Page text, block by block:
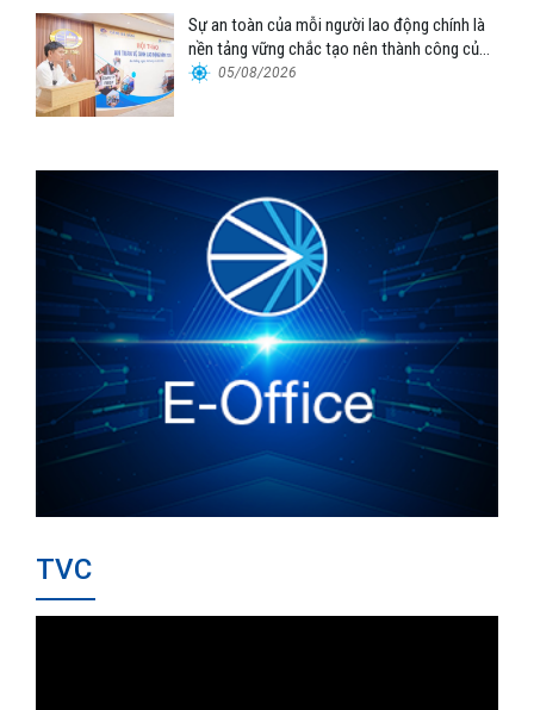
Sự an toàn của mỗi người lao động chính là
nền tảng vững chắc tạo nên thành công của
Cảng Đà Nẵng
05/08/2026
TVC